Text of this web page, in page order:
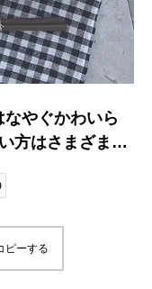
やぐかわいら
方はさまざま。
い♡とってもす
皿 #プレート#
ピーする